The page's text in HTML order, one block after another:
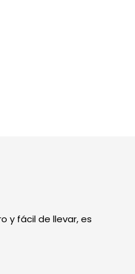
y fácil de llevar, es